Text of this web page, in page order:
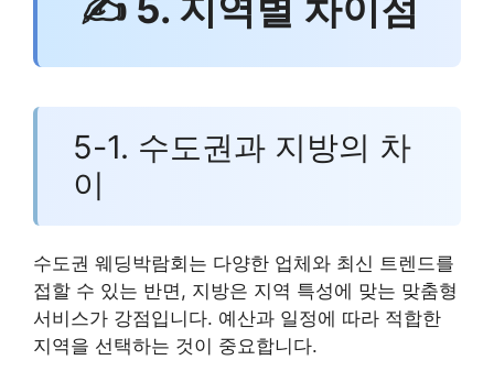
5-1. 수도권과 지방의 차
이
수도권 웨딩박람회는 다양한 업체와 최신 트렌드를
접할 수 있는 반면, 지방은 지역 특성에 맞는 맞춤형
서비스가 강점입니다. 예산과 일정에 따라 적합한
지역을 선택하는 것이 중요합니다.